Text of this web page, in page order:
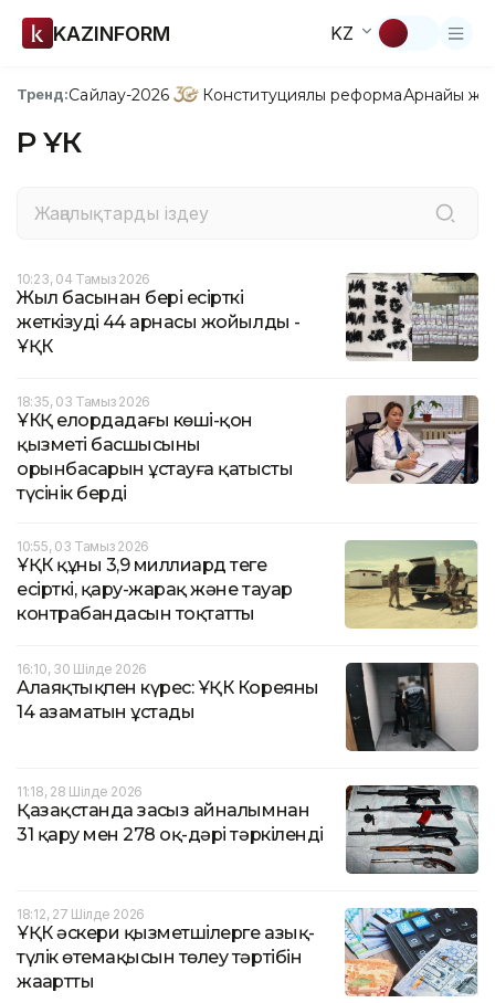
KAZINFORM KZ
Тренд:Сайлау-2026 Конституциялық реформаАрнайы
ҚР ҰҚК
10:23, 04 Тамыз 2026
Жыл басынан бері есірткі
жеткізудің 44 арнасы жойылды -
ҰҚК
18:35, 03 Тамыз 2026
ҰКҚ елордадағы көші-қон
қызметі басшысының
орынбасарын ұстауға қатысты
түсінік берді
10:55, 03 Тамыз 2026
ҰҚК құны 3,9 миллиард теңге
есірткі, қару-жарақ және тауар
контрабандасын тоқтатты
16:10, 30 Шілде 2026
Алаяқтықпен күрес: ҰҚК Кореяның
14 азаматын ұстады
11:18, 28 Шілде 2026
Қазақстанда заңсыз айналымнан
31 қару мен 278 оқ-дәрі тәркіленді
18:12, 27 Шілде 2026
ҰҚК әскери қызметшілерге азық-
түлік өтемақысын төлеу тәртібін
жаңартты